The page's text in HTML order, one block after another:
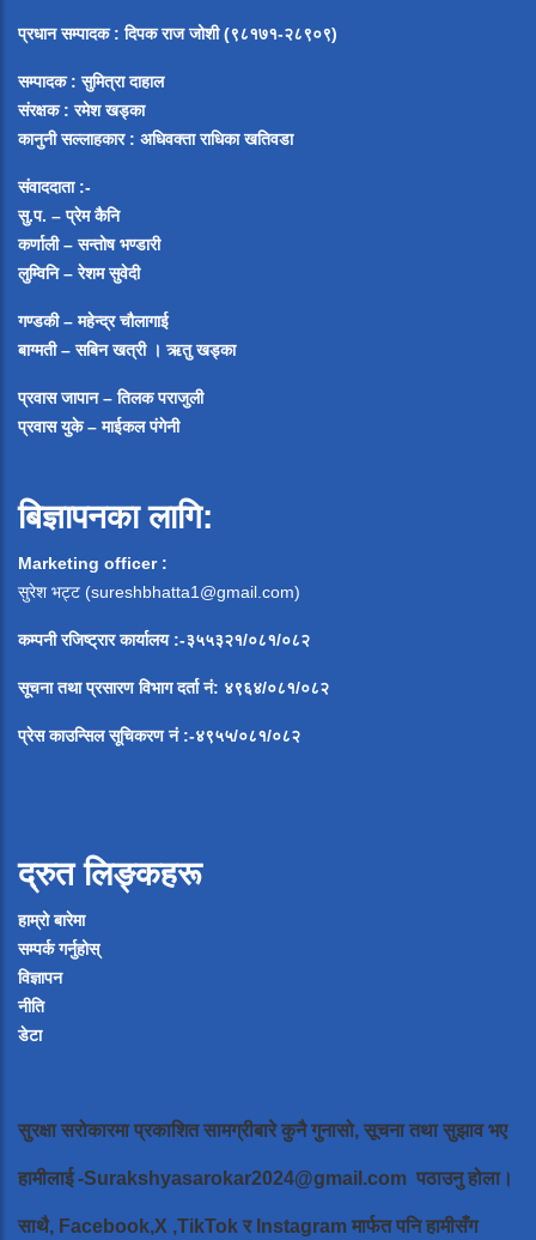
प्रधान सम्पादक: दिपक राज जोशी (९८१७१-२८९०९)
सम्पादक : सुमित्रा दाहाल
संरक्षक : रमेश खड्का
कानुनी सल्लाहकार : अधिवक्ता राधिका खतिवडा
संवाददाता :-
सु.प. – प्रेम कैनि
कर्णाली – सन्तोष भण्डारी
लुम्विनि – रेशम सुवेदी
गण्डकी – महेन्द्र चौलागाई
बाग्मती – सबिन खत्री ।ऋतु खड्का
प्रवास जापान – तिलक पराजुली
प्रवास युके – माईकल पंगेनी
बिज्ञापनका लागि:
Marketing officer :
सुरेश भट्ट (sureshbhatta1@gmail.com)
कम्पनी रजिष्ट्रार कार्यालय :-३५५३२१/०८१/०८२
सूचना तथा प्रसारण विभाग दर्ता नं: ४९६४/०८१/०८२
प्रेस काउन्सिल सूचिकरण नं:-४९५५/०८१/०८२
द्रुत लिङ्कहरू
हाम्रो बारेमा
सम्पर्क गर्नुहोस्
विज्ञापन
नीति
डेटा
सुरक्षा सरोकारमा प्रकाशित सामग्रीबारे कुनै गुनासो, सूचना तथा सुझाव भए
हामीलाई-Surakshyasarokar2024@gmail.com पठाउनु होला।
साथै, Facebook,X ,TikTok र Instagram मार्फत पनि हामीसँग